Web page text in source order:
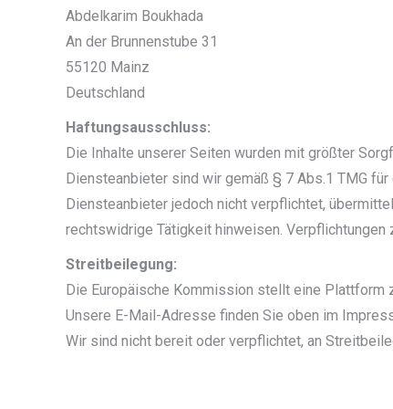
Abdelkarim Boukhada
An der Brunnenstube 31
55120 Mainz
Deutschland
Haftungsausschluss:
Die Inhalte unserer Seiten wurden mit größter
Diensteanbieter sind wir gemäß § 7 Abs.1 TMG
Diensteanbieter jedoch nicht verpflichtet,
rechtswidrige Tätigkeit hinweisen. Verpflichtungen
Streitbeilegung:
Die Europäische Kommission stellt eine Plattform
Unsere E-Mail-Adresse finden Sie oben im
Wir sind nicht bereit oder verpflichtet, an